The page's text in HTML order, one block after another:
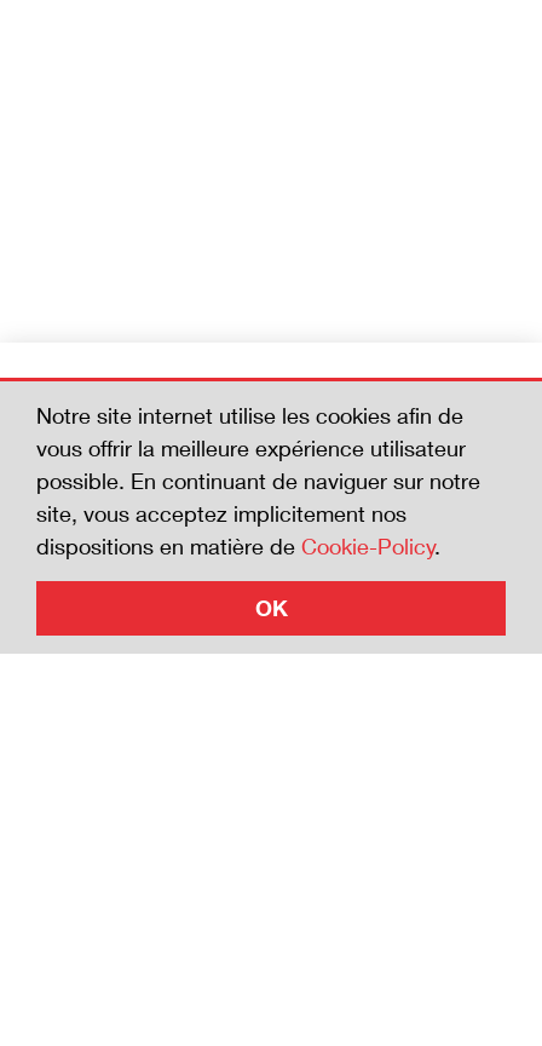
Notre site internet utilise les cookies afin de
vous offrir la meilleure expérience utilisateur
possible. En continuant de naviguer sur notre
site, vous acceptez implicitement nos
dispositions en matière de Cookie-Policy.
OK
Devenez membre
mortels. En adhérant à la Charte de la
sécurité, vous affichez votre volonté de vous
investir en faveur de la sécurité.
Adhérer à la Charte